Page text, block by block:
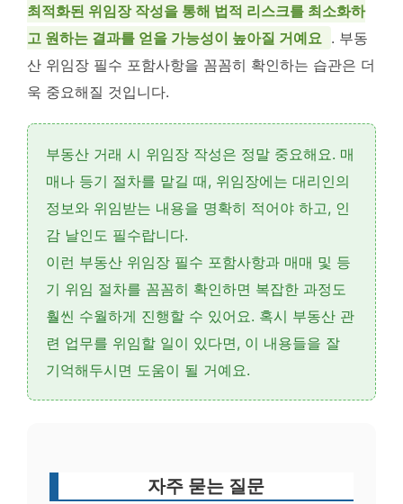
최적화된 위임장 작성을 통해 법적 리스크를 최소화하
고 원하는 결과를 얻을 가능성이 높아질 거예요
. 부동
산 위임장 필수 포함사항을 꼼꼼히 확인하는 습관은 더
욱 중요해질 것입니다.
부동산 거래 시 위임장 작성은 정말 중요해요. 매
매나 등기 절차를 맡길 때, 위임장에는 대리인의
정보 와 위임받는 내용을 명확히 적어야 하고, 인
감 날인 도 필수랍니다.
이런 부동산 위임장 필수 포함사항과 매매 및 등
기 위임 절차를 꼼꼼히 확인하면 복잡한 과정도
훨씬 수월하게 진행할 수 있어요. 혹시 부동산 관
련 업무를 위임할 일이 있다면, 이 내용들을 잘
기억해두시면 도움이 될 거예요.
자주 묻는 질문